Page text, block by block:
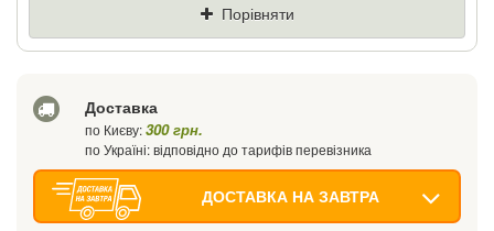
Порівняти
Доставка
по Києву:300 грн.
по Україні: відповідно до тарифів перевізника
ДОСТАВКА НА ЗАВТРА